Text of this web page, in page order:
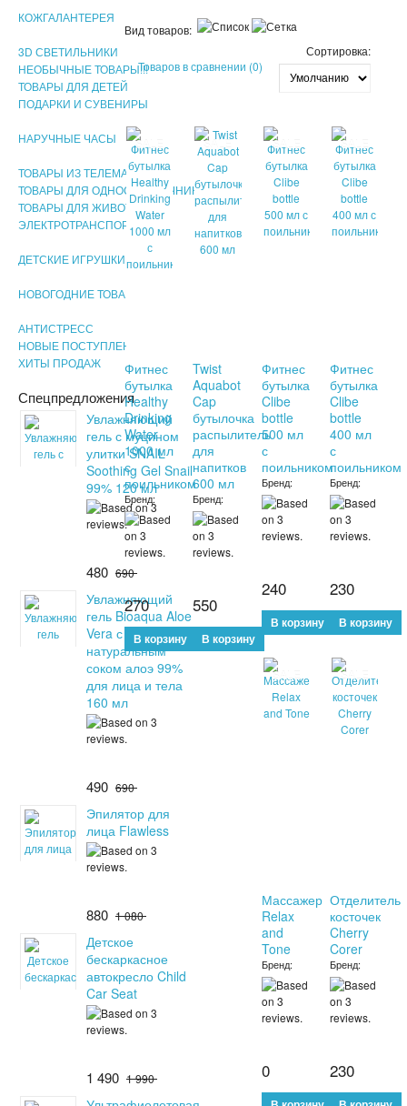
КОЖГАЛАНТЕРЕЯ
3D СВЕТИЛЬНИКИ
НЕОБЫЧНЫЕ ТОВАРЫ!!!
ТОВАРЫ ДЛЯ ДЕТЕЙ
ПОДАРКИ И СУВЕНИРЫ
НАРУЧНЫЕ ЧАСЫ
ТОВАРЫ ИЗ ТЕЛЕМАГАЗИНА
ТОВАРЫ ДЛЯ ОДНОСТРАНИЧНИКОВ
ТОВАРЫ ДЛЯ ЖИВОТНЫХ
ЭЛЕКТРОТРАНСПОРТ
ДЕТСКИЕ ИГРУШКИ
НОВОГОДНИЕ ТОВАРЫ
АНТИСТРЕСС
НОВЫЕ ПОСТУПЛЕНИЯ
ХИТЫ ПРОДАЖ
Спецпредложения
Увлажняющий
гель с муцином
улитки SNAIL
Soothing Gel Snail
99% 120 мл
480 690
Увлажняющий
гель Bioaqua Aloe
Vera с
натуральным
соком алоэ 99%
для лица и тела
160 мл
490 690
Эпилятор для
лица Flawless
880 1 080
Детское
бескаркасное
автокресло Child
Car Seat
1 490 1 990
Вид товаров:
Товаров в сравнении (0)
Сортировка:
SALE
Фитнес
бутылка
Healthy
Drinking
Water
1000 мл
с
поильником
Бренд:
270
SALE
Twist
Aquabot
Cap
бутылочка
распылитель
для
напитков
600 мл
Бренд:
550
SALE
Фитнес
бутылка
Clibe
bottle
500 мл
с
поильником
Бренд:
240
SALE
Фитнес
бутылка
Clibe
bottle
400 мл
с
поильником
Бренд:
230
SALE
Массажер
Relax
and
Tone
Бренд:
0
SALE
Отделитель
косточек
Cherry
Corer
Бренд:
230